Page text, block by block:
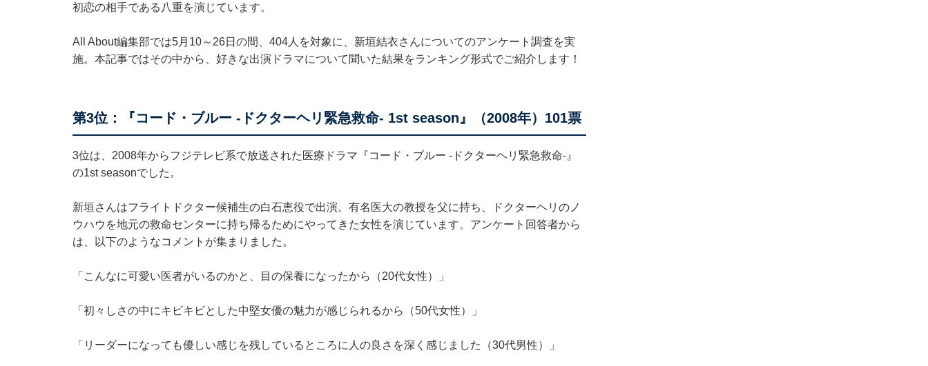
初恋の相手である八重を演じています。
All About編集部では5月10～26日の間、404人を対象に、新垣結衣さんについてのアンケート調査を実
施。本記事ではその中から、好きな出演ドラマについて聞いた結果をランキング形式でご紹介します！
第3位：『コード・ブルー -ドクターヘリ緊急救命- 1st season』（2008年）101票
3位は、2008年からフジテレビ系で放送された医療ドラマ『コード・ブルー -ドクターヘリ緊急救命-』
の1st seasonでした。
新垣さんはフライトドクター候補生の白石恵役で出演。有名医大の教授を父に持ち、ドクターヘリのノ
ウハウを地元の救命センターに持ち帰るためにやってきた女性を演じています。アンケート回答者から
は、以下のようなコメントが集まりました。
「こんなに可愛い医者がいるのかと、目の保養になったから（20代女性）」
「初々しさの中にキビキビとした中堅女優の魅力が感じられるから（50代女性）」
「リーダーになっても優しい感じを残しているところに人の良さを深く感じました（30代男性）」